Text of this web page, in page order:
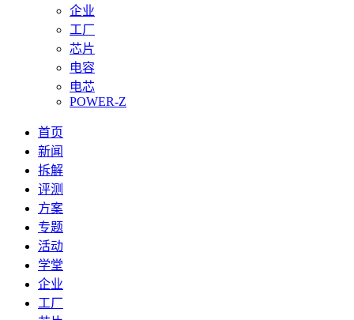
企业
工厂
芯片
电容
电芯
POWER-Z
首页
新闻
拆解
评测
方案
专题
活动
学堂
企业
工厂